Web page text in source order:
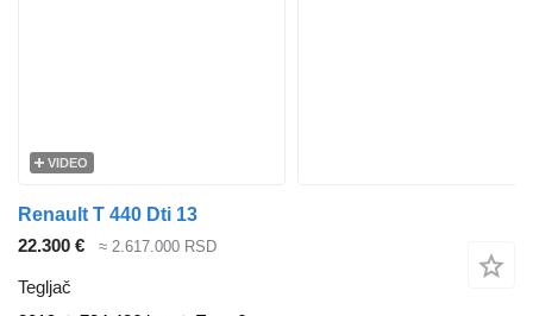
VIDEO
Renault T 440 Dti 13
22.300 €
≈ 2.617.000 RSD
Tegljač